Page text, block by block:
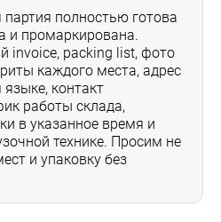
партия полностью готова
и промаркирована.
invoice, packing list, фото
каждого места, адрес
контакт
работы склада,
в указанное время и
технике. Просим не
и упаковку без